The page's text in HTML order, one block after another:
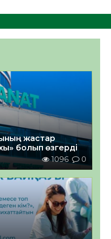
жастар
болып өзгерді
1096 0